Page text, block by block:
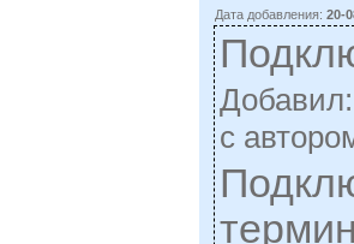
Дата добавления: 20-
c